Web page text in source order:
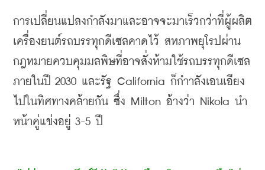
การเปลี่ยนแปลงกำลังมาและอาจจะมาเร็วกว่าที่ผู้ผลิต
เครื่องยนต์รถบรรทุกดีเซลคาดไว้ สหภาพยุโรปผ่าน
กฎหมายควบคุมมลพิษที่อาจสั่งห้ามใช้รถบรรทุกดีเซล
ภายในปี 2030 และรัฐ California ก็กำาลังเอนเอียง
ไปในทิศทางคล้ายกัน ซึ่ง Milton อ้างว่า Nikola นำ
หน้าคู่แข่งอยู่ 3-5 ปี